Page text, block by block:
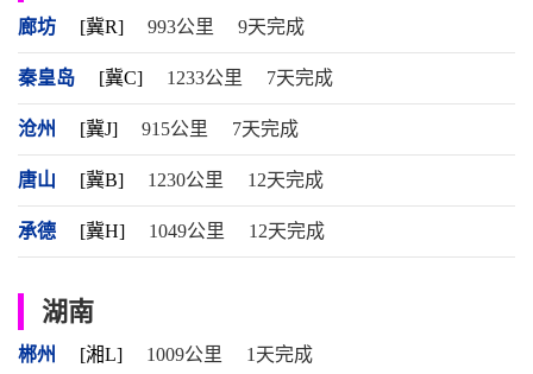
廊坊 [冀R] 993公里 9天完成
秦皇岛 [冀C] 1233公里 7天完成
沧州 [冀J] 915公里 7天完成
唐山 [冀B] 1230公里 12天完成
承德 [冀H] 1049公里 12天完成
湖南
郴州 [湘L] 1009公里 1天完成